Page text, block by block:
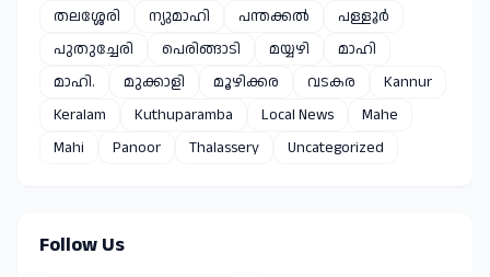
തലശ്ശേരി
ന്യുമാഹി പന്തക്കൽ
പള്ളൂർ
പുതുച്ചേരി
പെരിങ്ങാടി മയ്യഴി
മാഹി
മാഹി.
മുക്കാളി മൂഴിക്കര വടകര
Kannur
Keralam
Kuthuparamba Local News
Mahe
Mahi
Panoor Thalassery Uncategorized
Follow Us